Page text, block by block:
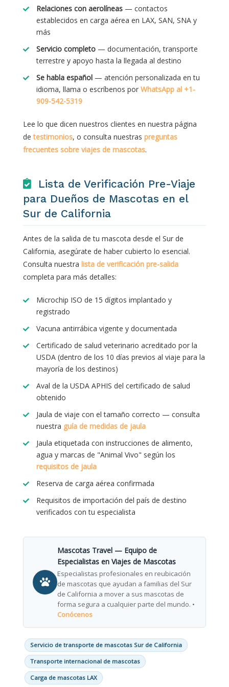
Relaciones con aerolíneas — contactos
establecidos en carga aérea en LAX, SAN, SNA y
más
Servicio completo — documentación, transporte
terrestre y apoyo hasta la llegada al destino
Se habla español — atención personalizada en tu
idioma, llama o escríbenos por WhatsApp al +1-
909-542-5319
Lee lo que dicen nuestros clientes en nuestra página
detestimonios, o consulta nuestras preguntas
frecuentes sobre viajes de mascotas.
Lista de Verificación Pre-Viaje
para Dueños de Mascotas en el
Sur de California
Antes de la salida de tu mascota desde el Sur de
California, asegúrate de haber cubierto lo esencial.
Consulta nuestra lista de verificación pre-salida
completa para más detalles:
Microchip ISO de 15 dígitos implantado y
registrado
Vacuna antirrábica vigente y documentada
Certificado de salud veterinario acreditado por la
USDA (dentro de los 10 días previos al viaje para la
mayoría de los destinos)
Aval de la USDA APHIS del certificado de salud
obtenido
Jaula de viaje con el tamaño correcto — consulta
nuestra guía de medidas de jaula
Jaula etiquetada con instrucciones de alimento,
agua y marcas de "Animal Vivo" según los
requisitos de jaula
Reserva de carga aérea confirmada
Requisitos de importación del país de destino
verificados con tu especialista
Mascotas Travel — Equipo de
Especialistas en Viajes de Mascotas
Especialistas profesionales en reubicación
de mascotas que ayudan a familias del Sur
de California a mover a sus mascotas de
forma segura a cualquier parte del mundo. •
Conócenos
Servicio de transporte de mascotas Sur de California
Transporte internacional de mascotas
Carga de mascotas LAX